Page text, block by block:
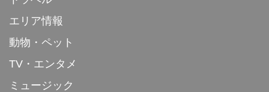
エリア情報
動物・ペット
TV・エンタメ
ミュージック